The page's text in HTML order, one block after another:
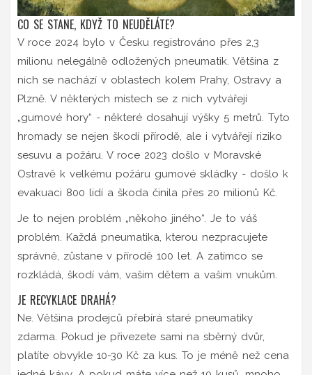
CO SE STANE, KDYŽ TO NEUDĚLÁTE?
V roce 2024 bylo v Česku registrováno přes 2,3
milionu nelegálně odložených pneumatik. Většina z
nich se nachází v oblastech kolem Prahy, Ostravy a
Plzně. V některých místech se z nich vytvářejí
„gumové hory“ - některé dosahují výšky 5 metrů. Tyto
hromady se nejen škodí přírodě, ale i vytvářejí riziko
sesuvu a požáru. V roce 2023 došlo v Moravské
Ostravě k velkému požáru gumové skládky - došlo k
evakuaci 800 lidí a škoda činila přes 20 milionů Kč.
Je to nejen problém „někoho jiného“. Je to váš
problém. Každá pneumatika, kterou nezpracujete
správně, zůstane v přírodě 100 let. A zatímco se
rozkládá, škodí vám, vašim dětem a vašim vnukům.
JE RECYKLACE DRAHÁ?
Ne. Většina prodejců přebírá staré pneumatiky
zdarma. Pokud je přivezete sami na sběrný dvůr,
platíte obvykle 10-30 Kč za kus. To je méně než cena